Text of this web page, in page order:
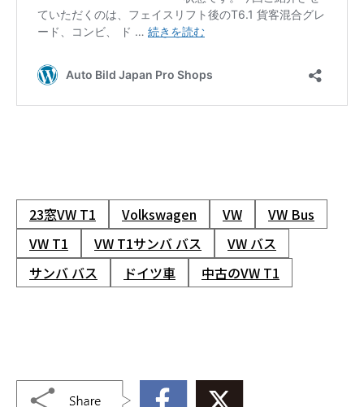
23窓VW T1 Volkswagen VW
VW Bus
VW T1
VW T1サンバ バス
VW バス
サンバ バス
ドイツ車 中古のVW T1